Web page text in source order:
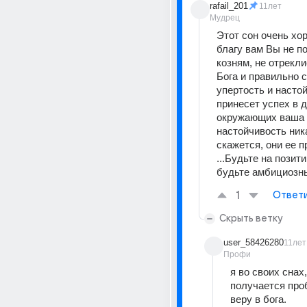
rafail_201
Мудрец
11лет
Этот сон очень
благу вам Вы не
козням, не
Бога и правильно
упертость и
принесет успех в
окружающих ваша
настойчивость
скажется, они ее
...Будьте на
будьте
1
Скрыть ветку
user_58426280
Профи
11лет
я во своих
получается
веру в бога.